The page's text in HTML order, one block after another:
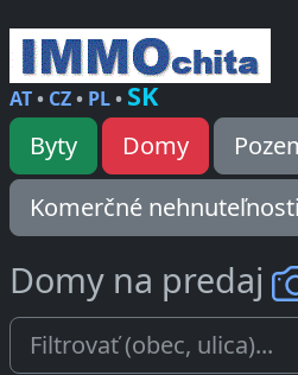
AT• CZ• PL• SK
Byty Domy
Komerčné nehnuteľnosti
Domy na predaj